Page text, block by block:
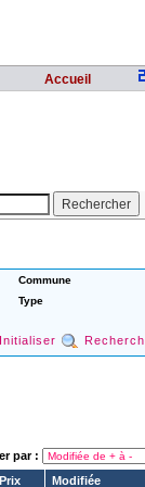
Accueil
Commune
Type
Initialiser
par :
Prix Modifiée